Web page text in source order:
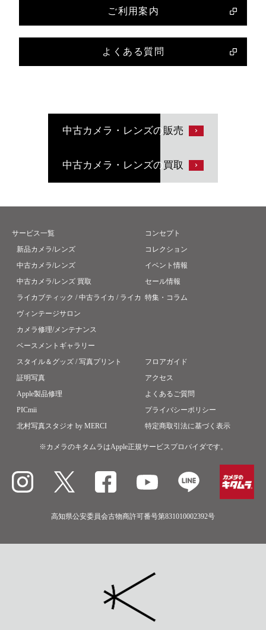
ご利用案内
よくある質問
中古カメラ・レンズの販売
中古カメラ・レンズの買取
サービス一覧
新品カメラ/レンズ
中古カメラ/レンズ
中古カメラ/レンズ 買取
ライカブティック / 中古ライカ / ライカ
ヴィンテージサロン
カメラ修理/メンテナンス
ベースメントギャラリー
スタイル＆グッズ / 写真プリント
証明写真
Apple製品修理
PICmii
北村写真スタジオ by MERCI
コンセプト
コレクション
イベント情報
セール情報
特集・コラム
フロアガイド
アクセス
よくあるご質問
プライバシーポリシー
特定商取引法に基づく表示
※カメラのキタムラはApple正規サービスプロバイダです。
高知県公安委員会古物商許可番号第831010002392号